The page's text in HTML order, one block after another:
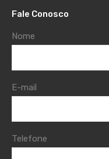
Fale Conosco
Nome
E-mail
Telefone